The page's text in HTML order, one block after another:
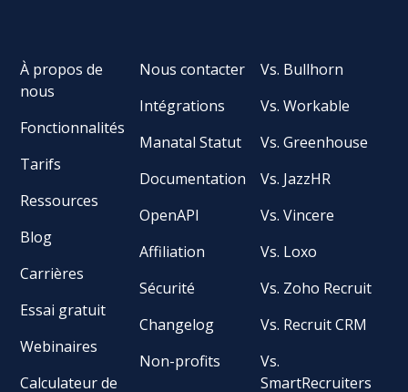
À propos de
nous
Fonctionnalités
Tarifs
Ressources
Blog
Carrières
Essai gratuit
Webinaires
Calculateur de
Nous contacter
Intégrations
Manatal Statut
Documentation
OpenAPI
Affiliation
Sécurité
Changelog
Non-profits
Vs. Bullhorn
Vs. Workable
Vs. Greenhouse
Vs. JazzHR
Vs. Vincere
Vs. Loxo
Vs. Zoho Recruit
Vs. Recruit CRM
Vs.
SmartRecruiters